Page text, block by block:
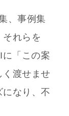
、事例集
れらを
に「この案
く渡せませ
なり、不